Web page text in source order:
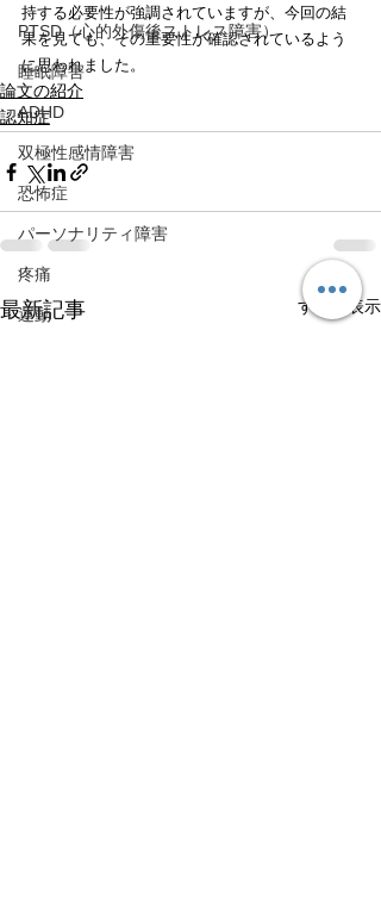
PTSD（心的外傷後ストレス障害）
睡眠障害
ADHD
双極性感情障害
恐怖症
パーソナリティ障害
疼痛
運動
持する必要性が強調されていますが、今回の結
果を見ても、その重要性が確認されているよう
に思われました。
論文の紹介
認知症
最新記事 すべて表示